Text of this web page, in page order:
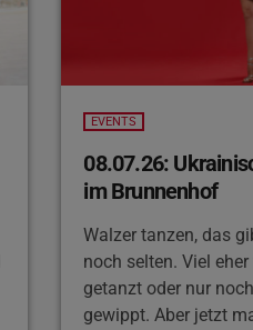
EVENTS
08.07.26:
im Brunnenhof
Walzer tanzen, das
noch selten. Viel
getanzt oder nur
gewippt. Aber jetzt